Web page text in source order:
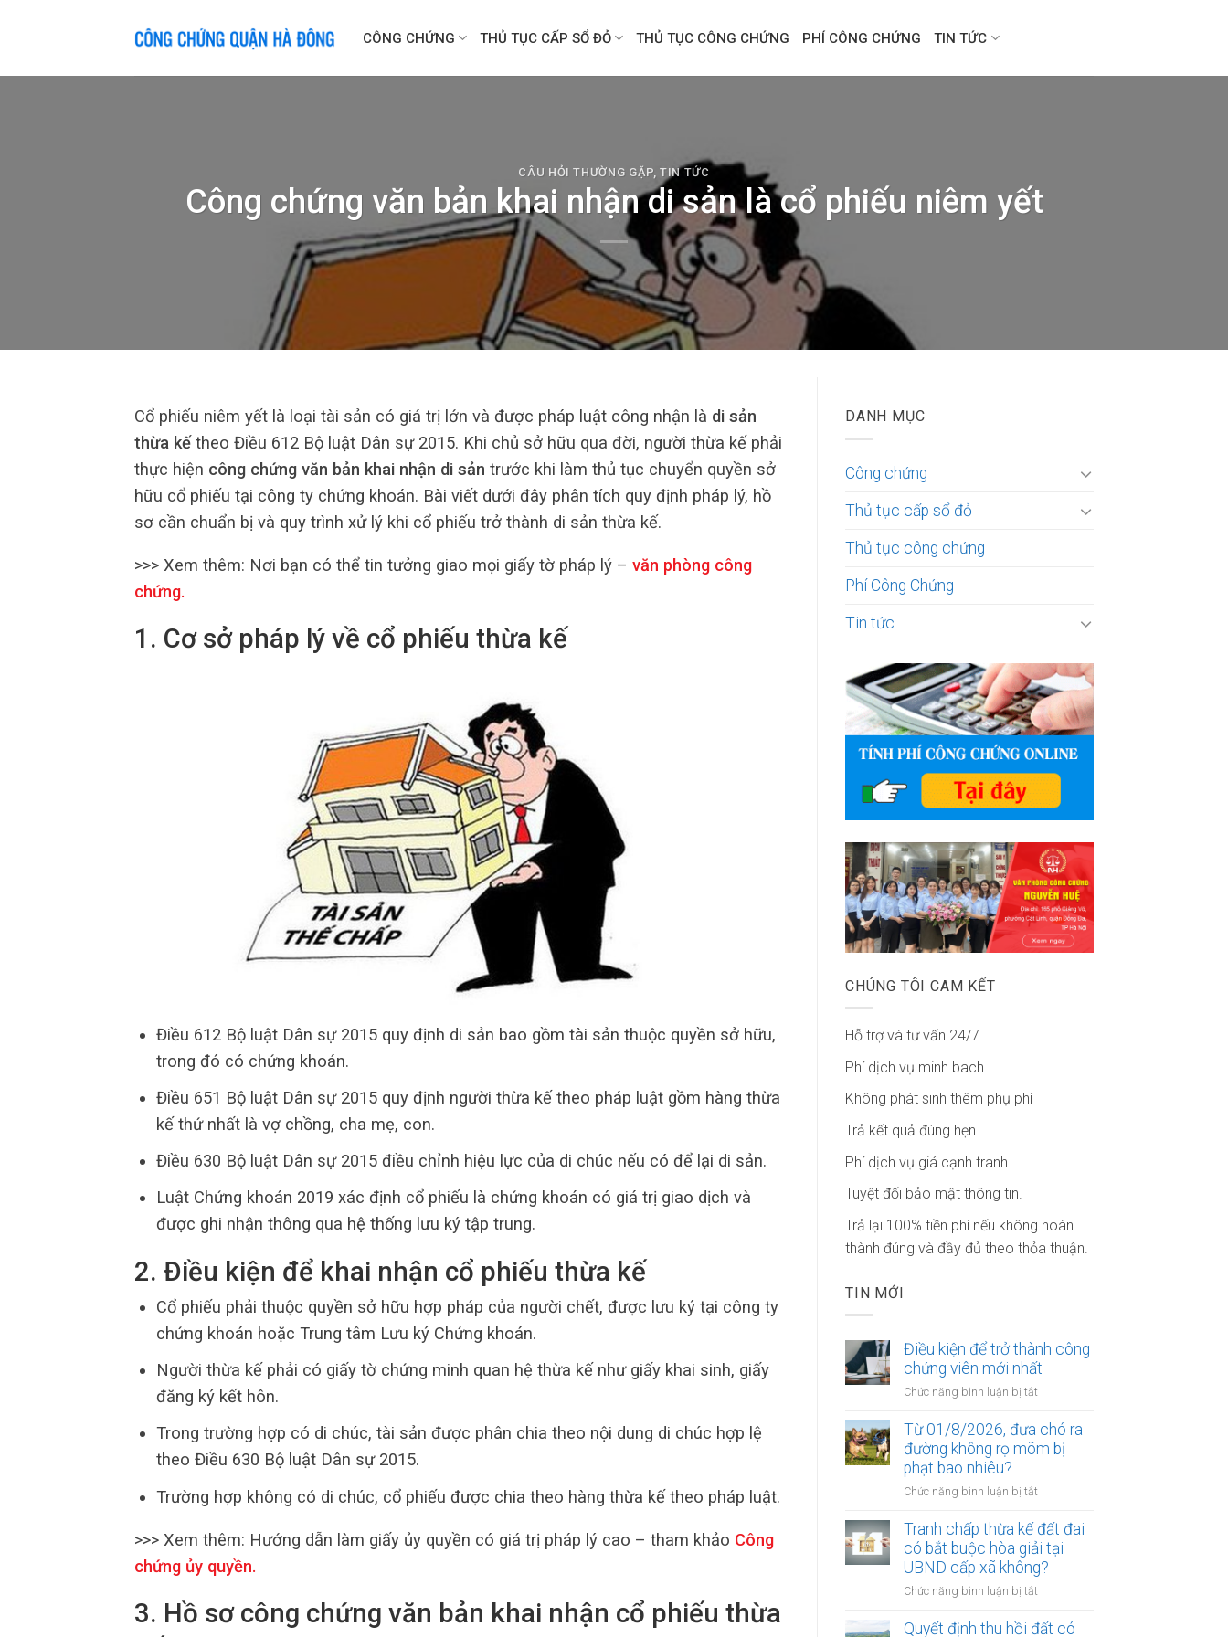
CÔNG CHỨNG THỦ TỤC CẤP SỔ ĐỎ THỦ TỤC CÔNG CHỨNG PHÍ CÔNG CHỨNG TIN TỨC
CÂU HỎI THƯỜNG GẶP,TIN TỨC
Công chứng văn bản khai nhận di sản là cổ phiếu niêm yết
Cổ phiếu niêm yết là loại tài sản có giá trị lớn và được pháp luật công nhận là di sản
thừa kếtheo Điều 612 Bộ luật Dân sự 2015. Khi chủ sở hữu qua đời, người thừa kế phải
thực hiện công chứng văn bản khai nhận di sản trước khi làm thủ tục chuyển quyền sở
hữu cổ phiếu tại công ty chứng khoán. Bài viết dưới đây phân tích quy định pháp lý, hồ
sơ cần chuẩn bị và quy trình xử lý khi cổ phiếu trở thành di sản thừa kế.
>>> Xem thêm: Nơi bạn có thể tin tưởng giao mọi giấy tờ pháp lý – văn phòng công
chứng.
1. Cơ sở pháp lý về cổ phiếu thừa kế
Điều 612 Bộ luật Dân sự 2015 quy định di sản bao gồm tài sản thuộc quyền sở hữu,
trong đó có chứng khoán.
Điều 651 Bộ luật Dân sự 2015 quy định người thừa kế theo pháp luật gồm hàng thừa
kế thứ nhất là vợ chồng, cha mẹ, con.
Điều 630 Bộ luật Dân sự 2015 điều chỉnh hiệu lực của di chúc nếu có để lại di sản.
Luật Chứng khoán 2019 xác định cổ phiếu là chứng khoán có giá trị giao dịch và
được ghi nhận thông qua hệ thống lưu ký tập trung.
2. Điều kiện để khai nhận cổ phiếu thừa kế
Cổ phiếu phải thuộc quyền sở hữu hợp pháp của người chết, được lưu ký tại công ty
chứng khoán hoặc Trung tâm Lưu ký Chứng khoán.
Người thừa kế phải có giấy tờ chứng minh quan hệ thừa kế như giấy khai sinh, giấy
đăng ký kết hôn.
Trong trường hợp có di chúc, tài sản được phân chia theo nội dung di chúc hợp lệ
theo Điều 630 Bộ luật Dân sự 2015.
Trường hợp không có di chúc, cổ phiếu được chia theo hàng thừa kế theo pháp luật.
>>> Xem thêm: Hướng dẫn làm giấy ủy quyền có giá trị pháp lý cao – tham khảo Công
chứng ủy quyền.
3. Hồ sơ công chứng văn bản khai nhận cổ phiếu thừa
DANH MỤC
Công chứng
Thủ tục cấp sổ đỏ
Thủ tục công chứng
Phí Công Chứng
Tin tức
CHÚNG TÔI CAM KẾT
Hỗ trợ và tư vấn 24/7
Phí dịch vụ minh bach
Không phát sinh thêm phụ phí
Trả kết quả đúng hẹn.
Phí dịch vụ giá cạnh tranh.
Tuyệt đối bảo mật thông tin.
Trả lại 100% tiền phí nếu không hoàn
thành đúng và đầy đủ theo thỏa thuận.
TIN MỚI
Điều kiện để trở thành công
chứng viên mới nhất
Chức năng bình luận bị tắt
kiện
để
công
viên
mới
nhất
Từ 01/8/2026, đưa chó ra
đường không rọ mõm bị
phạt bao nhiêu?
Chức năng bình luận bị tắt
01/8/2026,
đưa
chó
ra
đường
rọ
Tranh chấp thừa kế đất đai
có bắt buộc hòa giải tại
UBND cấp xã không?
Chức năng bình luận bị tắt
chấp
Quyết định thu hồi đất có